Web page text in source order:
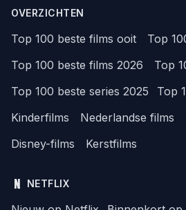
OVERZICHTEN
Top 100 beste films ooit
Top
Top 100 beste films 2026
Top
Top 100 beste series 2025
Top
Kinderfilms
Nederlandse films
Disney-films
Kerstfilms
NETFLIX